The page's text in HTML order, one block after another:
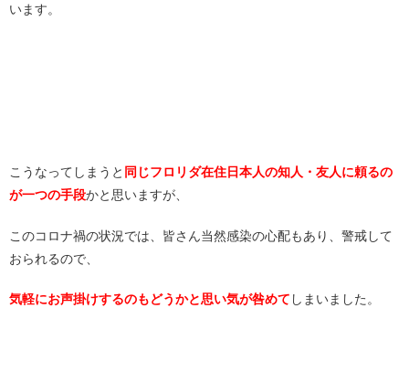
います。
こうなってしまうと 同じフロリダ在住日本人の知人・友人に頼るの
が一つの手段かと思いますが、
このコロナ禍の状況では、皆さん当然感染の心配もあり、警戒して
おられるので、
気軽にお声掛けするのもどうかと思い気が咎めて しまいました。